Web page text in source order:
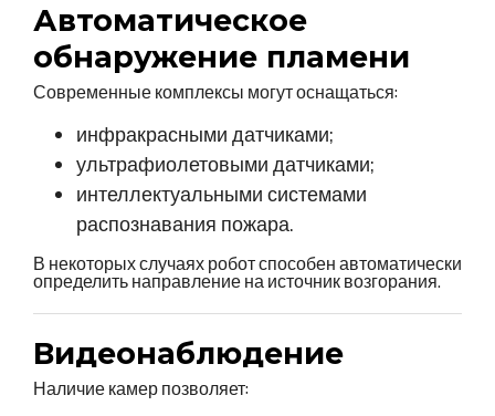
Автоматическое
обнаружение пламени
Современные комплексы могут оснащаться:
инфракрасными датчиками;
ультрафиолетовыми датчиками;
интеллектуальными системами
распознавания пожара.
В некоторых случаях робот способен автоматически
определить направление на источник возгорания.
Видеонаблюдение
Наличие камер позволяет: